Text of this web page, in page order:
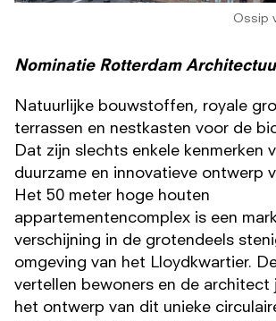
Ossip
Nominatie Rotterdam
Natuurlijke bouwstoffen, royale
terrassen en nestkasten voor de
Dat zijn slechts enkele kenmerken
duurzame en innovatieve ontwerp
Het 50 meter hoge houten
appartementencomplex is een
verschijning in de grotendeels
omgeving van het Lloydkwartier.
vertellen bewoners en de architect
het ontwerp van dit unieke